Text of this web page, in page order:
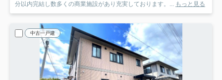
分以内完結し数多くの商業施設があり充実しております。... もっと見る
中古一戸建